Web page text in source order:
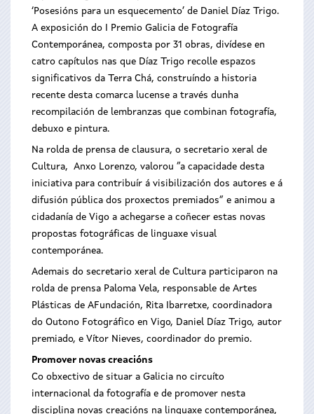
‘Posesións para un esquecemento’ de Daniel Díaz Trigo.
A exposición do I Premio Galicia de Fotografía
Contemporánea, composta por 31 obras, divídese en
catro capítulos nas que Díaz Trigo recolle espazos
significativos da Terra Chá, construíndo a historia
recente desta comarca lucense a través dunha
recompilación de lembranzas que combinan fotografía,
debuxo e pintura.
Na rolda de prensa de clausura, o secretario xeral de
Cultura, Anxo Lorenzo, valorou “a capacidade desta
iniciativa para contribuír á visibilización dos autores e á
difusión pública dos proxectos premiados” e animou a
cidadanía de Vigo a achegarse a coñecer estas novas
propostas fotográficas de linguaxe visual
contemporánea.
Ademais do secretario xeral de Cultura participaron na
rolda de prensa Paloma Vela, responsable de Artes
Plásticas de AFundación, Rita Ibarretxe, coordinadora
do Outono Fotográfico en Vigo, Daniel Díaz Trigo, autor
premiado, e Vítor Nieves, coordinador do premio.
Promover novas creacións
Co obxectivo de situar a Galicia no circuíto
internacional da fotografía e de promover nesta
disciplina novas creacións na linguaxe contemporánea,